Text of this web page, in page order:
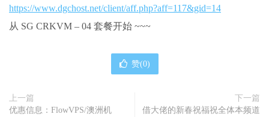
https://www.dgchost.net/client/aff.php?aff=117&gid=14
从 SG CRKVM – 04 套餐开始 ~~~
赞(0)
上一篇
优惠信息：FlowVPS/澳洲机
下一篇
借大佬的新春祝福祝全体本频道